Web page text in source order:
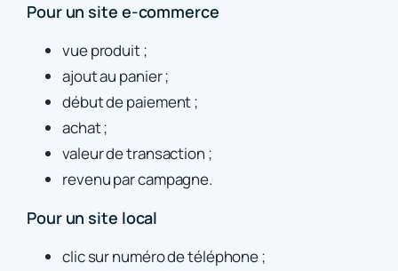
Pour un site e-commerce
vue produit ;
ajout au panier ;
début de paiement ;
achat ;
valeur de transaction ;
revenu par campagne.
Pour un site local
clic sur numéro de téléphone ;